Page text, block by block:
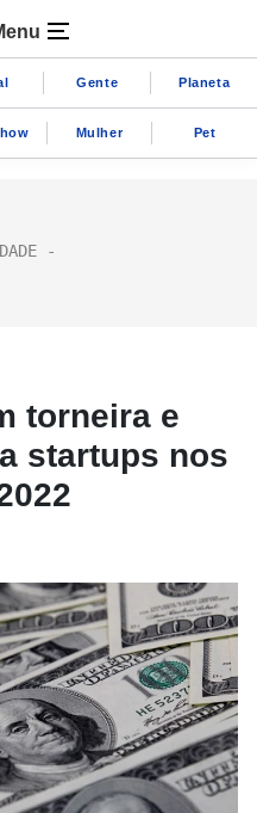
Gente Planeta
Mulher Pet
torneira e
startups nos